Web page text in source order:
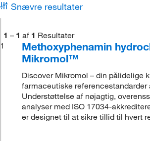
Snævre resultater
1 – 1 af 1 Resultater
1
Methoxyphenamin
Mikromol™
Discover Mikromol – din pålidelige
farmaceutiske referencestandarder
Understøttelse af nøjagtig,
analyser med ISO 17034-
er designet til at sikre tillid til hvert